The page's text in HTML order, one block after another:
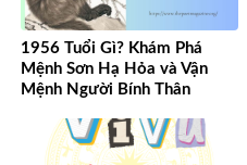
1956 Tuổi Gì? Khám Phá
Mệnh Sơn Hạ Hỏa và Vận
Mệnh Người Bính Thân